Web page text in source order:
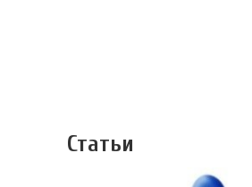
Статьи